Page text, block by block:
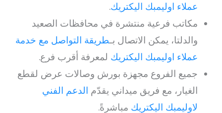
عملاء اوليمبك اليكتريك.
مكاتب فرعية منتشرة في محافظات الصعيد
والدلتا، يمكن الاتصال بـطريقة التواصل مع خدمة
عملاء اوليمبك اليكتريك لمعرفة أقرب فرع.
جميع الفروع مجهزة بورش وصالات عرض لقطع
الغيار، مع فريق ميداني يقدّم الدعم الفني
لاوليمبك اليكتريك مباشرةً.